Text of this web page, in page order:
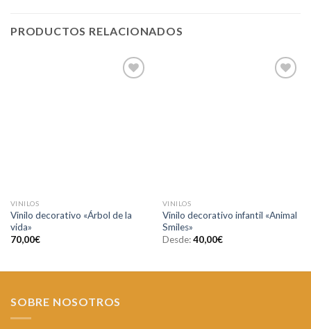
PRODUCTOS RELACIONADOS
VINILOS
Vinilo decorativo «Árbol de la
vida»
70,00€
VINILOS
Vinilo decorativo infantil «Animal
Smiles»
Desde:40,00€
SOBRE NOSOTROS